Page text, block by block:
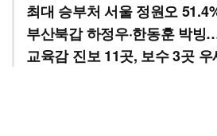
최대 승부처 서울 정원오
부산북갑 하정우·한동훈 박
교육감 진보 11곳, 보수 3곳